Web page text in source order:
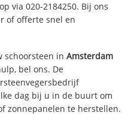
via 020-2184250. Bij ons
of offerte snel en
schoorsteen inAmsterdam
bel ons. De
dag bij u in de buurt om
zonnepanelen te herstellen.